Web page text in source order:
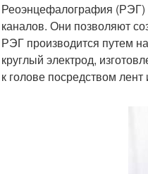
Реоэнцефалография (РЭГ)
каналов. Они позволяют
РЭГ производится путем
круглый электрод,
к голове посредством лент